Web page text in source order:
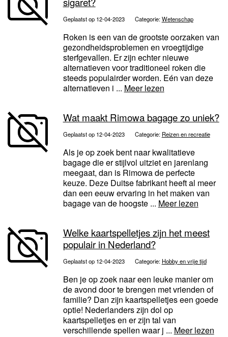
Geplaatst op 12-04-2023 Categorie:Wetenschap
Roken is een van de grootste oorzaken van
gezondheidsproblemen en vroegtijdige
sterfgevallen. Er zijn echter nieuwe
alternatieven voor traditioneel roken die
steeds populairder worden. Eén van deze
alternatieven i ... Meer lezen
Wat maakt Rimowa bagage zo uniek?
Geplaatst op 12-04-2023 Categorie: Reizen en recreatie
Als je op zoek bent naar kwalitatieve
bagage die er stijlvol uitziet en jarenlang
meegaat, dan is Rimowa de perfecte
keuze. Deze Duitse fabrikant heeft al meer
dan een eeuw ervaring in het maken van
bagage van de hoogste ... Meer lezen
Welke kaartspelletjes zijn het meest
populair in Nederland?
Geplaatst op 12-04-2023 Categorie: Hobby en vrije tijd
Ben je op zoek naar een leuke manier om
de avond door te brengen met vrienden of
familie? Dan zijn kaartspelletjes een goede
optie! Nederlanders zijn dol op
kaartspelletjes en er zijn tal van
verschillende spellen waar j ... Meer lezen